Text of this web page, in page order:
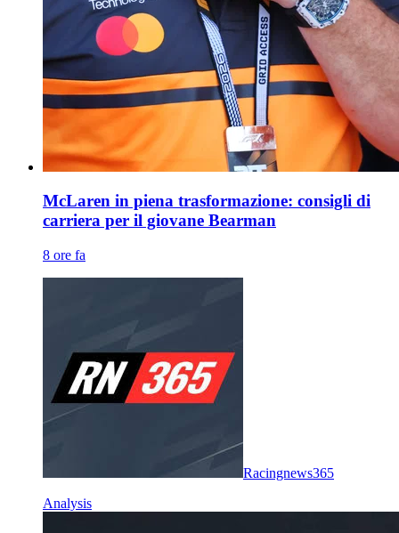
McLaren in piena trasformazione: consigli di
carriera per il giovane Bearman
8 ore fa
Racingnews365
Analysis